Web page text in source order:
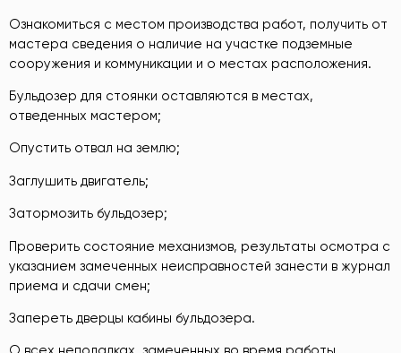
Ознакомиться с местом производства работ, получить от
мастера сведения о наличие на участке подземные
сооружения и коммуникации и о местах расположения.
Бульдозер для стоянки оставляются в местах,
отведенных мастером;
Опустить отвал на землю;
Заглушить двигатель;
Затормозить бульдозер;
Проверить состояние механизмов, результаты осмотра с
указанием замеченных неисправностей занести в журнал
приема и сдачи смен;
Запереть дверцы кабины бульдозера.